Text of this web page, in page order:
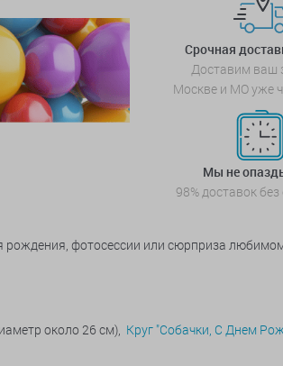
Срочная
Доставим ваш
Москве и МО уже
Мы не
98% доставок
фотосессии или сюрприза
около 26 см), Круг "Собачки, С Днем